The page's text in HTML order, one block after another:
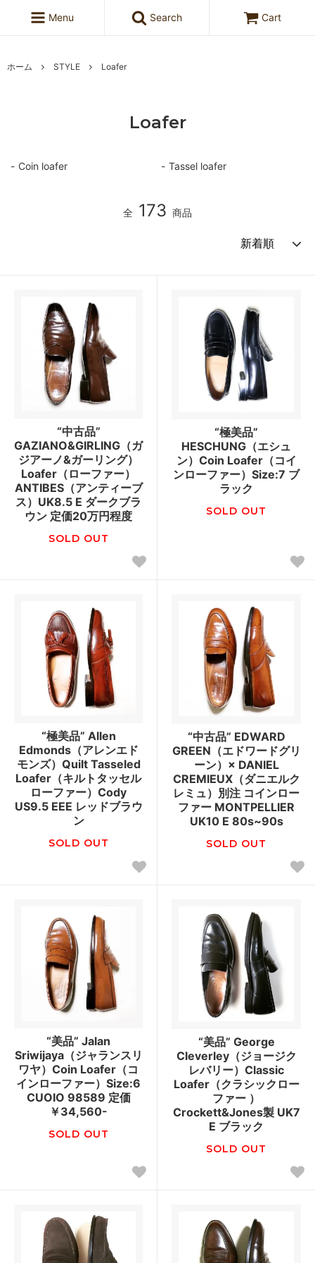
Menu Search Cart
ホーム STYLE Loafer
Loafer
Coin loafer Tassel loafer
全 173 商品
“中古品”
GAZIANO&GIRLING（ガ
ジアーノ&ガーリング）
Loafer（ローファー）
ANTIBES（アンティーブ
ス）UK8.5 E ダークブラ
ウン 定価20万円程度
SOLD OUT
“極美品”
HESCHUNG（エシュ
ン）Coin Loafer（コイ
ンローファー）Size:7 ブ
ラック
SOLD OUT
“極美品” Allen
Edmonds（アレンエド
モンズ）Quilt Tasseled
Loafer（キルトタッセル
ローファー）Cody
US9.5 EEE レッドブラウ
ン
SOLD OUT
“中古品” EDWARD
GREEN（エドワードグリ
ーン）× DANIEL
CREMIEUX（ダニエルク
レミュ）別注 コインロー
ファー MONTPELLIER
UK10 E 80s~90s
SOLD OUT
“美品” Jalan
Sriwijaya（ジャランスリ
ワヤ）Coin Loafer（コ
インローファー）Size:6
CUOIO 98589 定価
￥34,560-
SOLD OUT
“美品” George
Cleverley（ジョージク
レバリー）Classic
Loafer（クラシックロー
ファー ）
Crockett&Jones製 UK7
E ブラック
SOLD OUT